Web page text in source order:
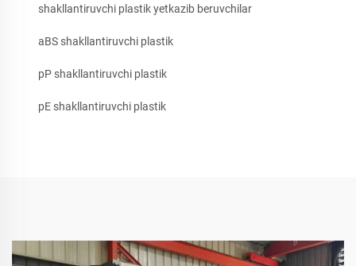
shakllantiruvchi plastik yetkazib beruvchilar
aBS shakllantiruvchi plastik
pP shakllantiruvchi plastik
pE shakllantiruvchi plastik